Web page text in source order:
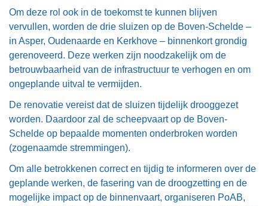
Om deze rol ook in de toekomst te kunnen blijven
vervullen, worden de drie sluizen op de Boven-Schelde –
in Asper, Oudenaarde en Kerkhove – binnenkort grondig
gerenoveerd. Deze werken zijn noodzakelijk om de
betrouwbaarheid van de infrastructuur te verhogen en om
ongeplande uitval te vermijden.
De renovatie vereist dat de sluizen tijdelijk drooggezet
worden. Daardoor zal de scheepvaart op de Boven-
Schelde op bepaalde momenten onderbroken worden
(zogenaamde stremmingen).
Om alle betrokkenen correct en tijdig te informeren over de
geplande werken, de fasering van de droogzetting en de
mogelijke impact op de binnenvaart, organiseren PoAB,